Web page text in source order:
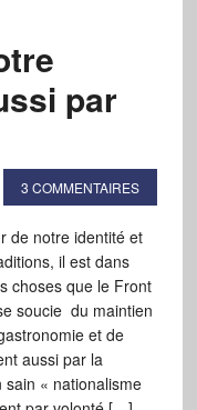
par
3 COMMENTAIRES
de notre identité et
il est dans
choses que le Front
soucie du maintien
et de
aussi par la
sain « nationalisme